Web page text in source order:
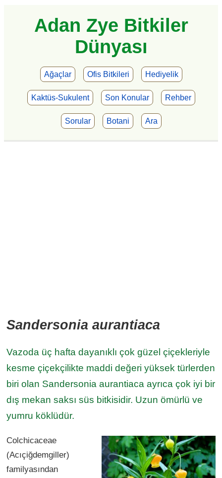
Adan Zye Bitkiler
Dünyası
Ağaçlar Ofis Bitkileri Hediyelik
Kaktüs-Sukulent Son Konular Rehber
Sorular Botani Ara
Sandersonia aurantiaca
Vazoda üç hafta dayanıklı çok güzel çiçekleriyle
kesme çiçekçilikte maddi değeri yüksek türlerden
biri olan Sandersonia aurantiaca ayrıca çok iyi bir
dış mekan saksı süs bitkisidir. Uzun ömürlü ve
yumru köklüdür.
Colchicaceae
(Acıçiğdemgiller)
familyasından